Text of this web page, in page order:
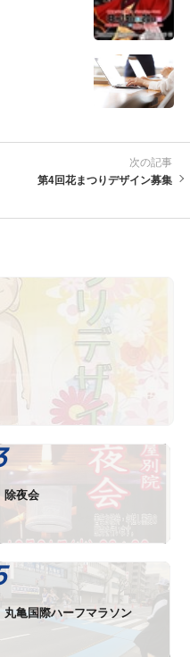
次の記事
第4回花まつりデザイン募集
除夜会
丸亀国際ハーフマラソン